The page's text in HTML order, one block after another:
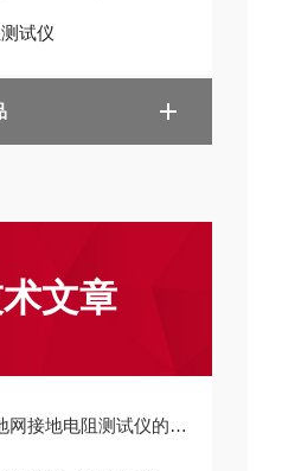
试仪
文章
地电阻测试仪的使用方法